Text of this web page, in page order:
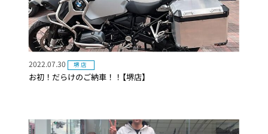
お初！だらけのご納車！！【堺店】
2022.07.30 堺店